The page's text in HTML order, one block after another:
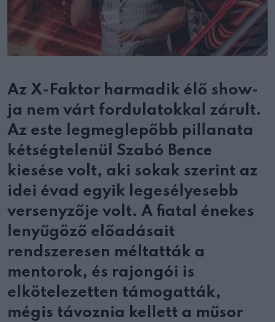
Az X-Faktor harmadik élő show-
ja nem várt fordulatokkal zárult.
Az este legmeglepőbb pillanata
kétségtelenül Szabó Bence
kiesése volt, aki sokak szerint az
idei évad egyik legesélyesebb
versenyzője volt. A fiatal énekes
lenyűgöző előadásait
rendszeresen méltatták a
mentorok, és rajongói is
elkötelezetten támogatták,
mégis távoznia kellett a műsor